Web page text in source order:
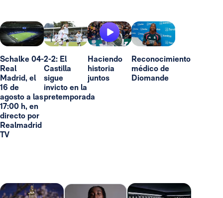
Schalke 04-
Real
Madrid, el
16 de
agosto a las
17:00 h, en
directo por
Realmadrid
TV
2-2: El
Castilla
sigue
invicto en la
pretemporada
Haciendo
historia
juntos
Reconocimiento
médico de
Diomande